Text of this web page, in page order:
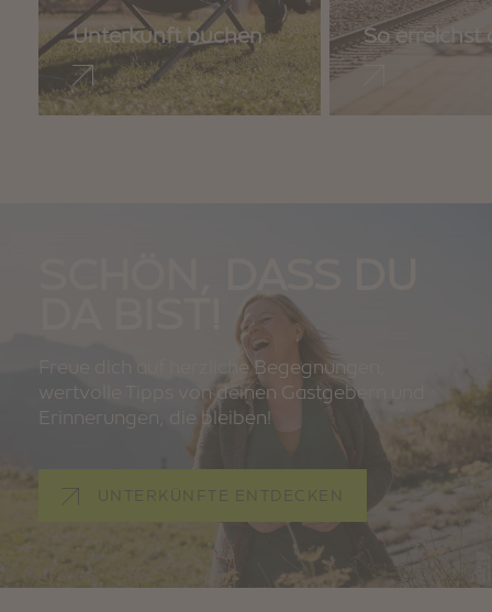
Unterkunft buchen So erreichst
Freue dich auf herzliche Begegnungen,
wertvolle Tipps von deinen Gastgebern und
Erinnerungen, die bleiben!
UNTERKÜNFTE ENTDECKEN